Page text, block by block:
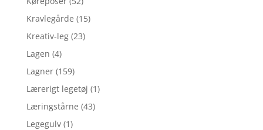
Kravlegårde (15)
Kreativ-leg (23)
Lagen (4)
Lagner (159)
Lærerigt legetøj (1)
Læringstårne (43)
Legegulv (1)